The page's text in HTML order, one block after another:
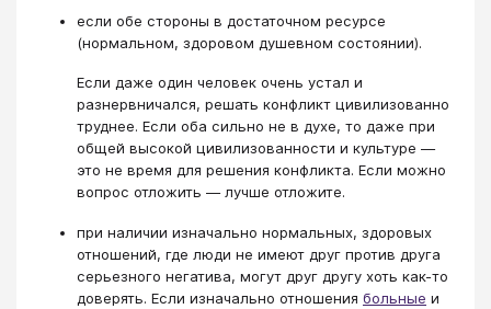
если обе стороны в достаточном ресурсе
(нормальном, здоровом душевном состоянии).
Если даже один человек очень устал и
разнервничался, решать конфликт цивилизованно
труднее. Если оба сильно не в духе, то даже при
общей высокой цивилизованности и культуре —
это не время для решения конфликта. Если можно
вопрос отложить — лучше отложите.
при наличии изначально нормальных, здоровых
отношений, где люди не имеют друг против друга
серьезного негатива, могут друг другу хоть как-то
доверять. Если изначально отношения больные и